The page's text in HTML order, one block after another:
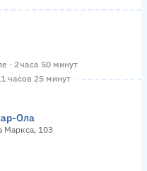
· 2 часа 50 минут
часов 25 минут
Ола
Маркса, 103